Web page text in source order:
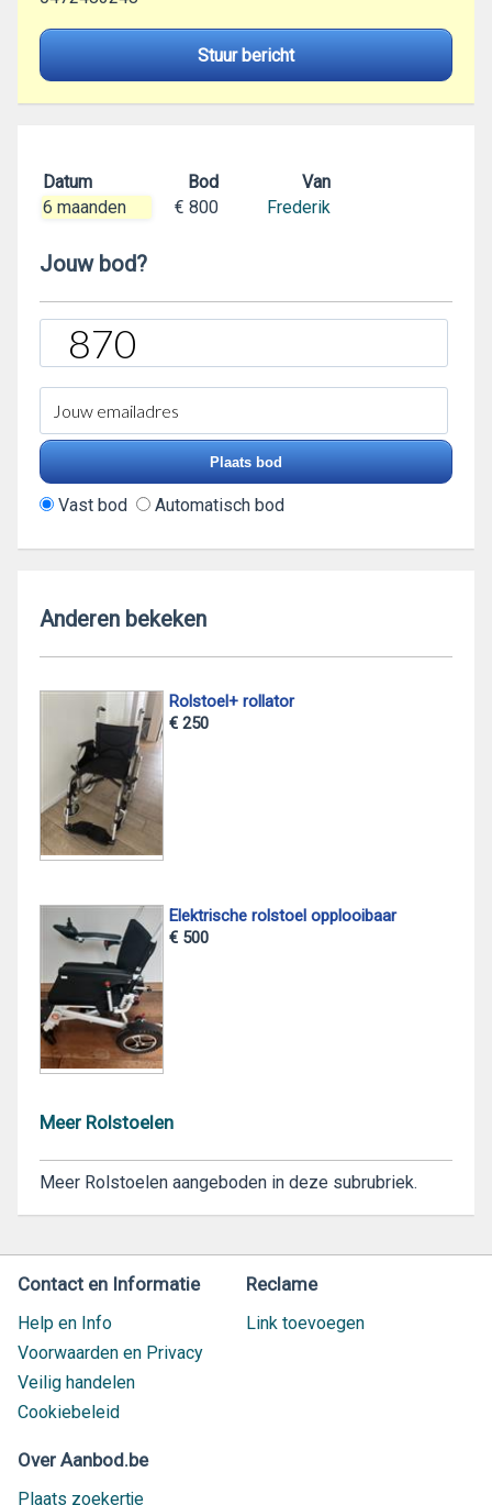
Stuur bericht
Datum Bod
Van
6 maanden
€ 800 Frederik
Jouw bod?
Vast bod Automatisch bod
Anderen bekeken
Rolstoel+ rollator
€ 250
Elektrische rolstoel opplooibaar
€ 500
Meer Rolstoelen
Meer Rolstoelen aangeboden in deze subrubriek.
Contact en Informatie
Help en Info
Voorwaarden en Privacy
Veilig handelen
Cookiebeleid
Reclame
Link toevoegen
Over Aanbod.be
Plaats zoekertje